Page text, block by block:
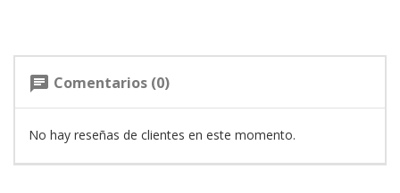
chat Comentarios (0)
No hay reseñas de clientes en este momento.